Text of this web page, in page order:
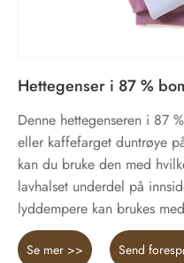
Hettegenser i 87 %
Denne hettegenseren i 87
eller kaffefarget duntrøye
kan du bruke den med
lavhalset underdel på
lyddempere kan brukes
Se mer >> Send